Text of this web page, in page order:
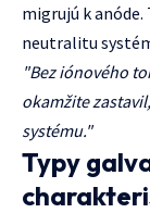
migrujú k
neutralitu
"Bez iónového
okamžite
systému."
Typy